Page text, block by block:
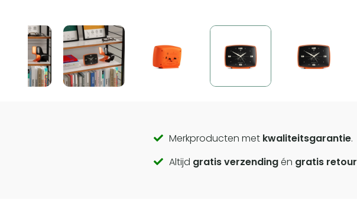
Call
to
Merkproducten met kwaliteitsgarantie.
Altijd gratis verzendingén gratis retour